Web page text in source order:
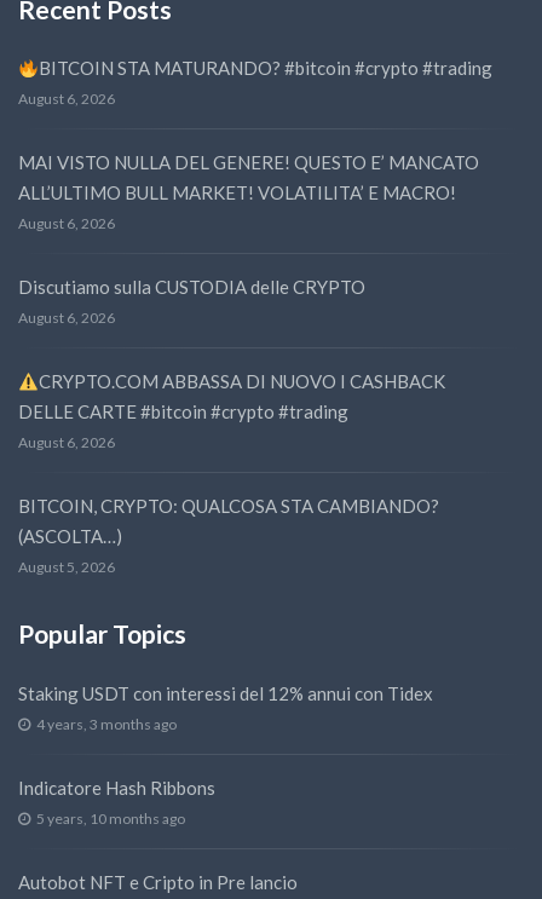
Recent Posts
BITCOIN STA MATURANDO? #bitcoin #crypto #trading
August 6, 2026
MAI VISTO NULLA DEL GENERE! QUESTO E’ MANCATO
ALL’ULTIMO BULL MARKET! VOLATILITA’ E MACRO!
August 6, 2026
Discutiamo sulla CUSTODIA delle CRYPTO
August 6, 2026
CRYPTO.COM ABBASSA DI NUOVO I CASHBACK
DELLE CARTE #bitcoin #crypto #trading
August 6, 2026
BITCOIN, CRYPTO: QUALCOSA STA CAMBIANDO?
(ASCOLTA…)
August 5, 2026
Popular Topics
Staking USDT con interessi del 12% annui con Tidex
4 years, 3 months ago
Indicatore Hash Ribbons
5 years, 10 months ago
Autobot NFT e Cripto in Pre lancio